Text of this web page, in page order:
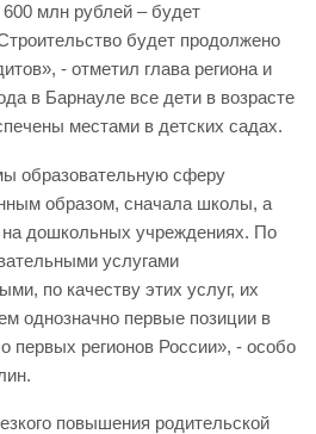
млн рублей – будет
будет продолжено
- отметил глава региона и
в Барнауле все дети в возрасте
местами в детских садах.
образовательную сферу
образом, сначала школы, а
на дошкольных учреждениях. По
услугами
по качеству этих услуг, их
однозначно первые позиции в
первых регионов России», - особо
повышения родительской